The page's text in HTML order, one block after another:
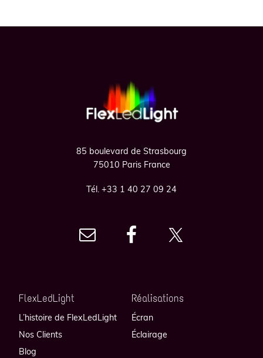
85 boulevard de Strasbourg
75010 Paris France
Tél. +33 1 40 27 09 24
FlexLedLight
L’histoire de FlexLedLight
Nos Clients
Blog
Réalisations
Écran
Éclairage